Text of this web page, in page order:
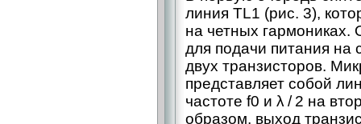
линия TL1 (рис. 3),
на четных гармониках.
для подачи питания на
двух транзисторов.
представляет собой
частоте f0 и λ / 2 на
образом, выход